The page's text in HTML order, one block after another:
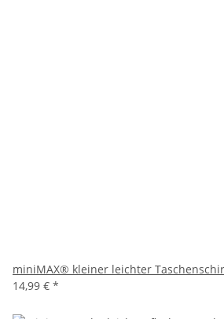
miniMAX® kleiner leichter
14,99 € *